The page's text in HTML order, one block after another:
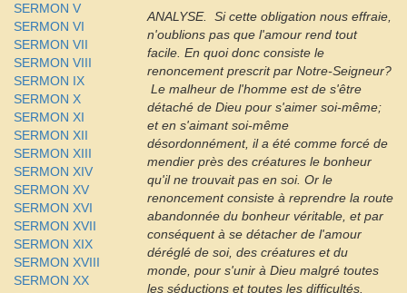
SERMON V
SERMON VI
SERMON VII
SERMON VIII
SERMON IX
SERMON X
SERMON XI
SERMON XII
SERMON XIII
SERMON XIV
SERMON XV
SERMON XVI
SERMON XVII
SERMON XIX
SERMON XVIII
SERMON XX
ANALYSE.  Si cette obligation nous effraie,
n'oublions pas que l'amour rend tout
facile. En quoi donc consiste le
renoncement prescrit par Notre-Seigneur?
 Le malheur de l'homme est de s'être
détaché de Dieu pour s'aimer soi-même;
et en s'aimant soi-même
désordonnément, il a été comme forcé de
mendier près des créatures le bonheur
qu'il ne trouvait pas en soi. Or le
renoncement consiste à reprendre la route
abandonnée du bonheur véritable, et par
conséquent à se détacher de l'amour
déréglé de soi, des créatures et du
monde, pour s'unir à Dieu malgré toutes
les séductions et toutes les difficultés.